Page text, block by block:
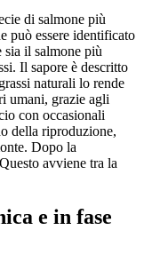
di salmone più
può essere identificato
sia il salmone più
Il sapore è descritto
naturali lo rende
umani, grazie agli
con occasionali
della riproduzione,
Dopo la
avviene tra la
e in fase